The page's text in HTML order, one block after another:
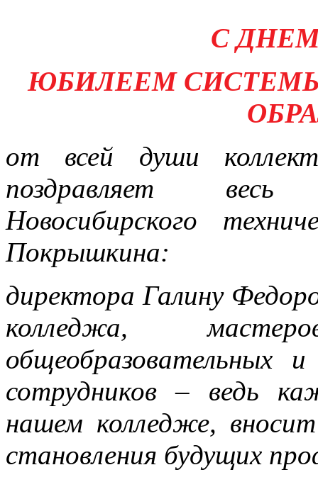
С
ЮБИЛЕЕМ
от всей души
поздравляет весь
Новосибирского
Покрышкина:
директора Галину
колледжа,
общеобразовательных
сотрудников – ведь
нашем колледже,
становления будущих